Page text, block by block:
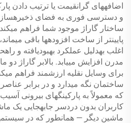
اضافههای گرانقیمت یا ترتیب دادن
و دسترسی فوری به فضای
ساختار گاراژ موجود شما فراهم
پایینتر از ساخت افزودهها باقی
اغلب بهدلیل عملکرد بهبودیافته و
مدرن افزایش مییابد. بالابر گاراژ
برای وسایل نقلیه ارزشمند فراهم
ساختمان نگه میدارد و در برابر
که معمولاً به پارکینگهای بیرونی آسیب
کاربران بدون دردسر جابهجایی یک
ماشین دیگر — همانطور که در